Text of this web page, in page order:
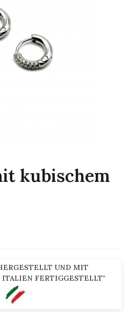
kubischem
UND MIT
FERTIGGESTELLT"